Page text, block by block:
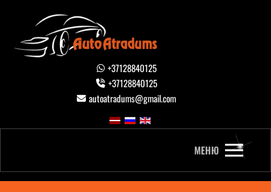
+37128840125
+37128840125
autoatradums@gmail.com
МЕНЮ